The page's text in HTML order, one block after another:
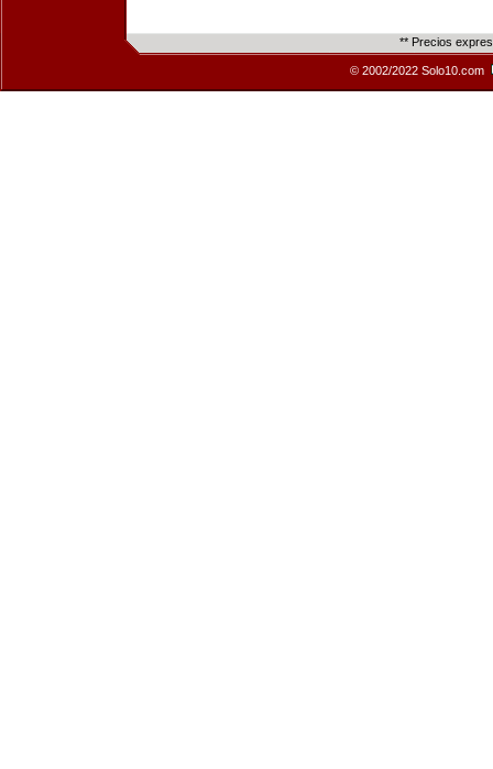
** Precios
© 2002/2022 Solo10.com